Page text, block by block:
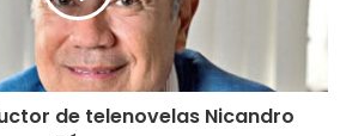
de telenovelas Nicandro